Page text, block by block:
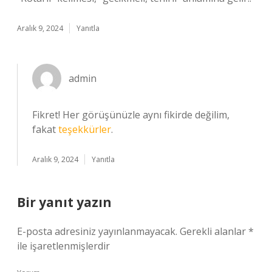
Aralık 9, 2024 Yanıtla
admin
Fikret! Her görüşünüzle aynı fikirde değilim,
fakatteşekkürler.
Aralık 9, 2024 Yanıtla
Bir yanıt yazın
E-posta adresiniz yayınlanmayacak. Gerekli alanlar*
ile işaretlenmişlerdir